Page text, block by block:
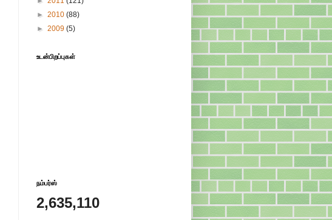
► 2010 (88)
► 2009 (5)
உடன்பிறப்புகள்
நம்பர்ஸ்
2,635,110